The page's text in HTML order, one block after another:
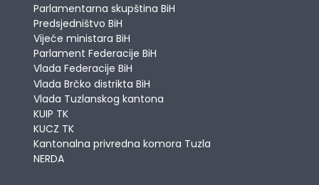
Parlamentarna skupština BiH
Predsjedništvo BiH
Vijeće ministara BiH
Parlament Federacije BiH
Vlada Federacije BiH
Vlada Brčko distrikta BiH
Vlada Tuzlanskog kantona
KUIP TK
KUCZ TK
Kantonalna privredna komora Tuzla
NERDA